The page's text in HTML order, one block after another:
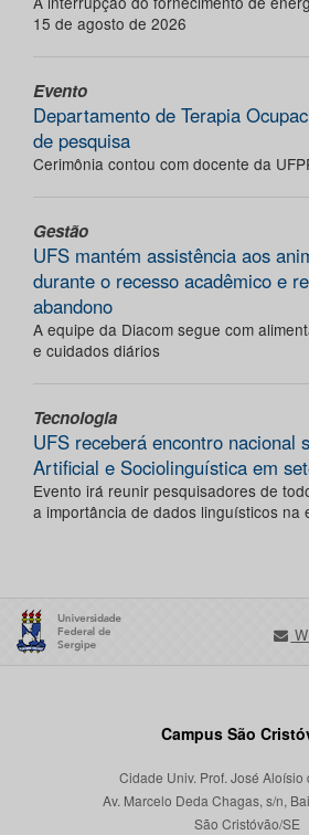
15 de agosto de 2026
Evento
Departamento de Terapia
de pesquisa
Cerimônia contou com docente da
Gestão
UFS mantém assistência aos
durante o recesso acadêmico e
abandono
A equipe da Diacom segue com
e cuidados diários
Tecnologia
UFS receberá encontro nacional
Artificial e Sociolinguística em
Evento irá reunir pesquisadores de
a importância de dados linguísticos na
Campus São
Cidade Univ. Prof. José Aloísio
Av. Marcelo Deda Chagas, s/n,
São Cristóvão/SE